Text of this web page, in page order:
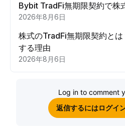
Bybit TradFi無期限契約で株
2026年8月6日
株式のTradFi無期限契約と
する理由
2026年8月6日
Log in to comment
返信するにはログイ